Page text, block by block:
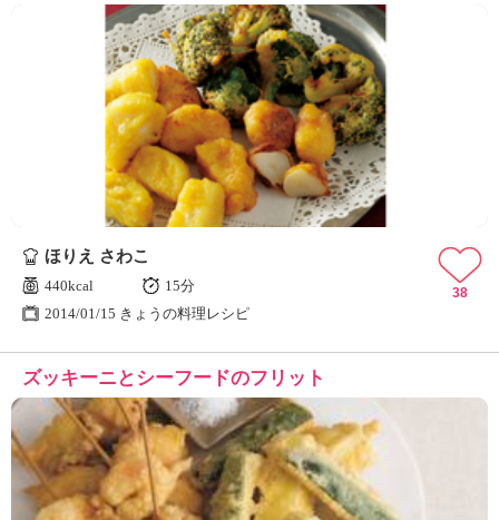
ほりえ さわこ
440kcal
15分
2014/01/15 きょうの料理レシピ
38
ズッキーニとシーフードのフリット